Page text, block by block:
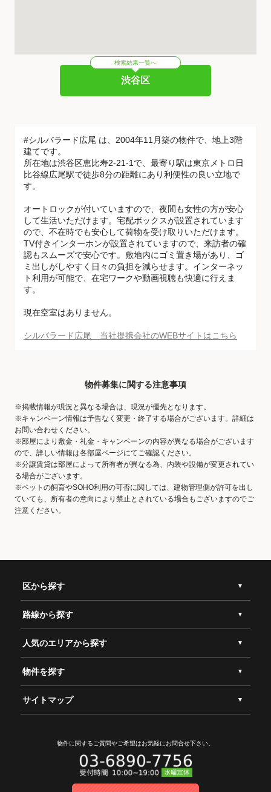
検索結果一覧へ
渋谷区
#シルバラード広尾 は、2004年11月築の物件で、地上3階
建てです。
所在地は渋谷区恵比寿2-21-1で、最寄り駅は東京メトロ日
比谷線広尾駅で徒歩8分の距離にあり利便性の良い立地で
す。
オートロックが付いていますので、夜間も女性の方が安心
して生活いただけます。宅配ボックスが設置されています
ので、不在時でも安心して荷物を受け取りいただけます。
TV付きインターホンが設置されていますので、来訪者の確
認もスムーズで安心です。敷地内にゴミ置き場があり、ゴ
ミ出しがしやすく日々の負担を減らせます。インターネッ
ト利用が可能で、在宅ワークや動画視聴も快適に行えま
す。
現在空室はありません。
シルバラード広尾 当社提携会社のWEBサイトはこちら
物件募集に関する注意事項
※掲載情報が現況と異なる場合は、現況が優先となります。
※キャンペーン情報は予告なく変更・終了する場合がございます。詳細は
お問い合わせください。
※部屋により敷金・礼金・キャンペーンの内容が異なる場合がございます
ので、詳しい情報は各部屋ページにてご確認ください。
※分譲賃貸は部屋によって所有者が異なる為、内装や設備が変更されてい
る場合がございます。
※ペットの飼育やSOHO利用の可否に関しては、建物管理側が許可を出し
ていても、所有者の意向により禁止とされている場合もございますのでご
注意ください。
区から探す
路線から探す
人気のエリアから探す
物件を探す
サイトマップ
物件に関するご質問やご希望はお気軽にお問合せ下さい。